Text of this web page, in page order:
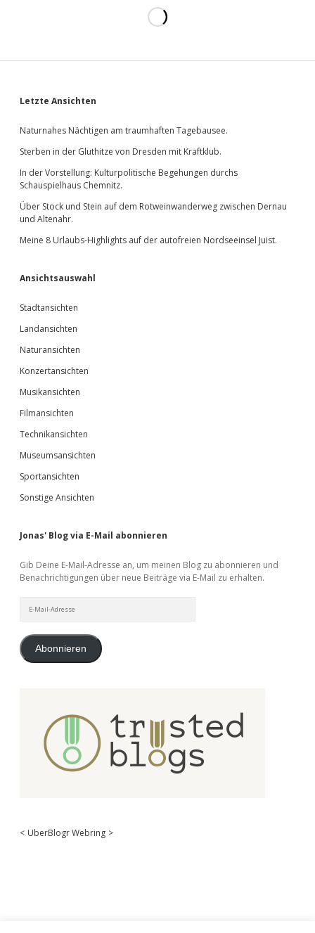
Sidebar
Letzte Ansichten
Naturnahes Nächtigen am traumhaften Tagebausee.
Sterben in der Gluthitze von Dresden mit Kraftklub.
In der Vorstellung: Kulturpolitische Begehungen durchs
Schauspielhaus Chemnitz.
Über Stock und Stein auf dem Rotweinwanderweg zwischen Dernau
und Altenahr.
Meine 8 Urlaubs-Highlights auf der autofreien Nordseeinsel Juist.
Ansichtsauswahl
Stadtansichten
Landansichten
Naturansichten
Konzertansichten
Musikansichten
Filmansichten
Technikansichten
Museumsansichten
Sportansichten
Sonstige Ansichten
Jonas' Blog via E-Mail abonnieren
Gib Deine E-Mail-Adresse an, um meinen Blog zu abonnieren und
Benachrichtigungen über neue Beiträge via E-Mail zu erhalten.
Mail-
Abonnieren
< UberBlogr Webring >